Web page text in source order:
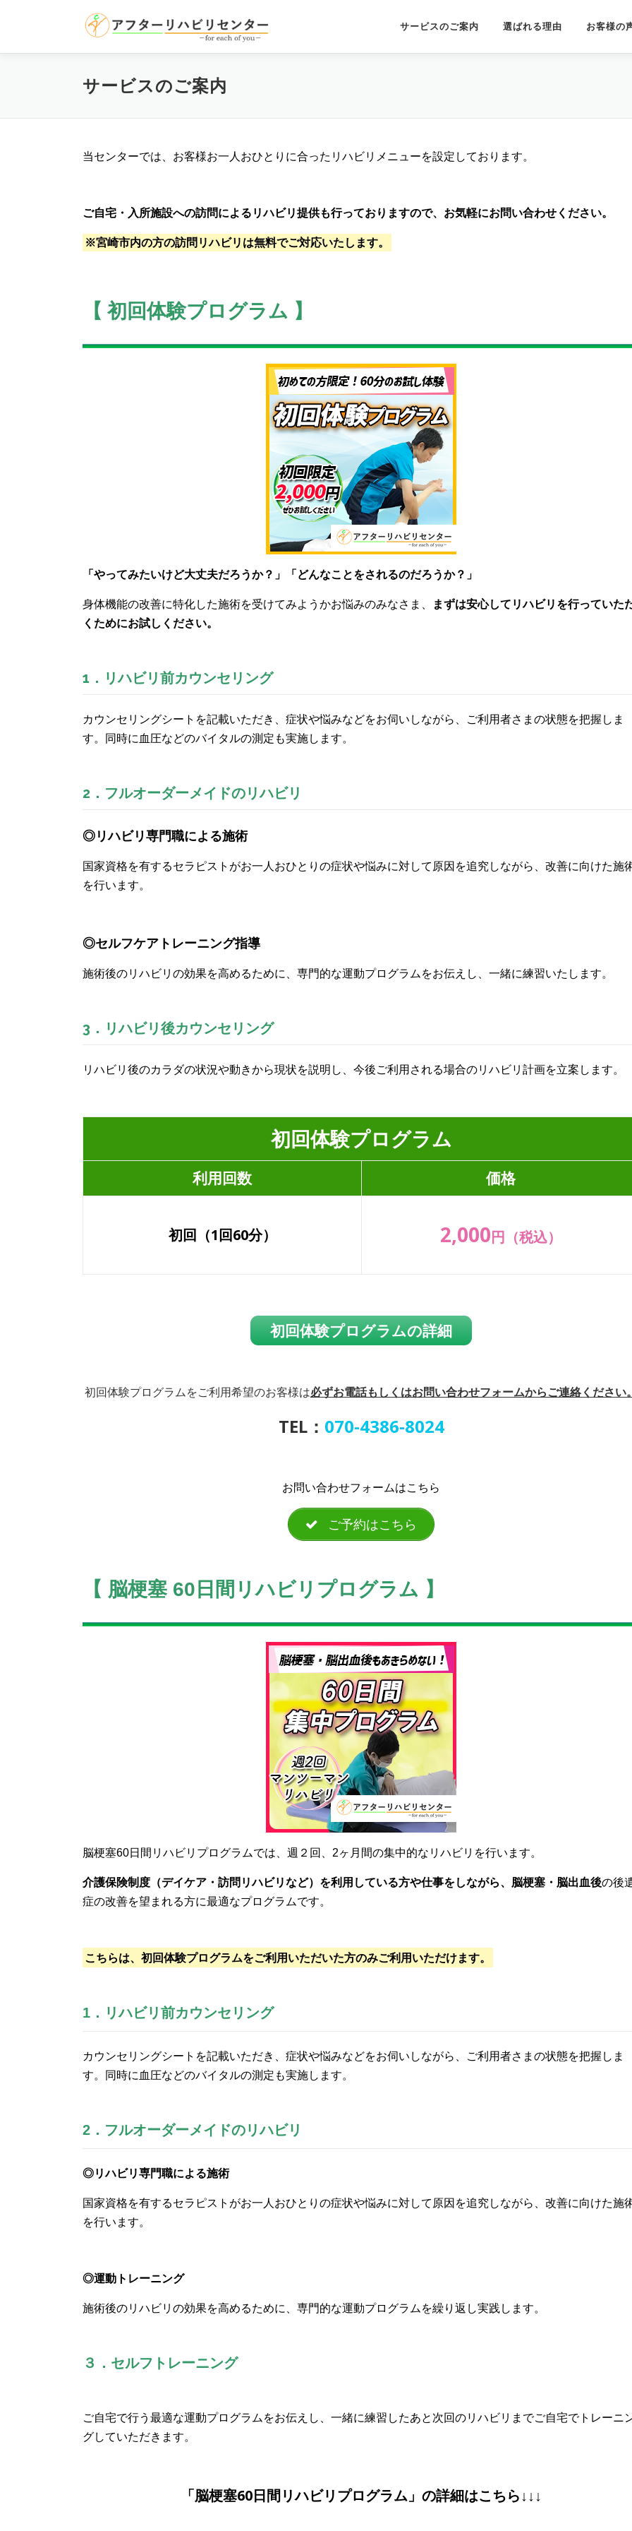
ン
サービスのご案内 選ばれる理由 お客様の
サービスのご案内
当センターでは、お客様お一人おひとりに合ったリハビリメニューを設定しております。
ご自宅・入所施設への訪問によるリハビリ提供も行っておりますので、お気軽にお問い合わせください。
※宮崎市内の方の訪問リハビリは無料でご対応いたします。
【 初回体験プログラム 】
「やってみたいけど大丈夫だろうか？」「どんなことをされるのだろうか？」
身体機能の改善に特化した施術を受けてみようかお悩みのみなさま、
まずは安心してリハビリを行っていた
くためにお試しください。
1．リハビリ前カウンセリング
カウンセリングシートを記載いただき、症状や悩みなどをお伺いしながら、ご利用者さまの状態を把握しま
す。同時に血圧などのバイタルの測定も実施します。
2．フルオーダーメイドのリハビリ
◎リハビリ専門職による施術
国家資格を有するセラピストがお一人おひとりの症状や悩みに対して原因を追究しながら、改善に向けた施
を行います。
◎セルフケアトレーニング指導
施術後のリハビリの効果を高めるために、専門的な運動プログラムをお伝えし、一緒に練習いたします。
3．リハビリ後カウンセリング
リハビリ後のカラダの状況や動きから現状を説明し、今後ご利用される場合のリハビリ計画を立案します。
初回体験プログラム
利用回数 価格
初回 （1回60分） 2,000円（税込）
初回体験プログラムの詳細
初回体験プログラムをご利用希望のお客様は必ずお電話もしくはお問い合わせフォームからご連絡ください
TEL： 070-4386-8024
お問い合わせフォームはこちら
ご予約はこちら
【 脳梗塞 60日間リハビリプログラム 】
脳梗塞60日間リハビリプログラムでは、 週２回、2ヶ月間の集中的なリハビリを行います。
介護保険制度（デイケア・訪問リハビリなど）を利用している方や仕事をしながら、脳梗塞・脳出血後の後
症の改善を望まれる方に最適なプログラムです。
こちらは、初回体験プログラムをご利用いただいた方のみご利用いただけます。
1．リハビリ前カウンセリング
カウンセリングシートを記載いただき、症状や悩みなどをお伺いしながら、ご利用者さまの状態を把握しま
す。同時に血圧などのバイタルの測定も実施します。
2．フルオーダーメイドのリハビリ
◎リハビリ専門職による施術
国家資格を有するセラピストがお一人おひとりの症状や悩みに対して原因を追究しながら、改善に向けた施
を行います。
◎運動トレーニング
施術後のリハビリの効果を高めるために、専門的な運動プログラムを繰り返し実践します。
３．セルフトレーニング
ご自宅で行う最適な運動プログラムをお伝えし、一緒に練習したあと次回のリハビリまでご自宅でトレーニ
グしていただきます。
「脳梗塞60日間リハビリプログラム」の詳細はこちら↓↓↓